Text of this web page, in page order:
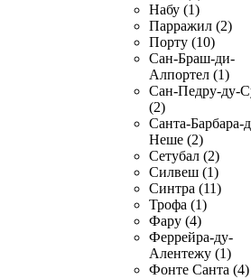
Набу (1)
Парражил (2)
Порту (10)
Сан-Браш-ди-
Алпортел (1)
Сан-Педру-ду-
(2)
Санта-Барбара-
Неше (2)
Сетубал (2)
Силвеш (1)
Синтра (11)
Трофа (1)
Фару (4)
Феррейра-ду-
Алентежу (1)
Фонте Санта (4)